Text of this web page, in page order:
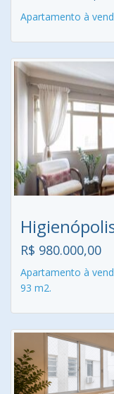
Apartamento à
R$ 980.000,00
Apartamento à
93 m2.